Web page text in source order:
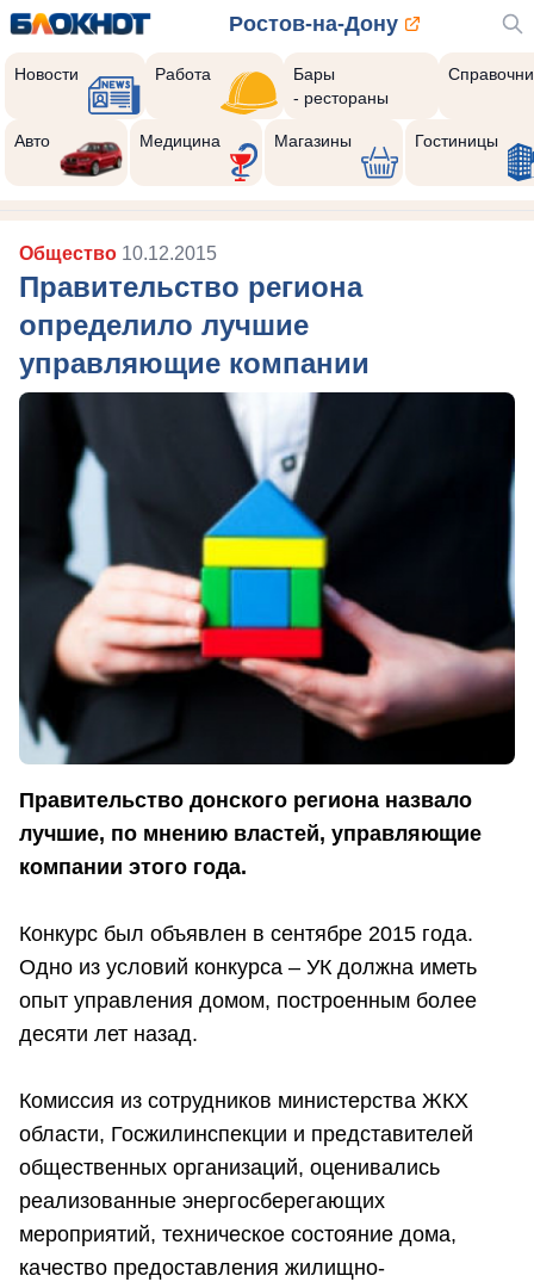
Ростов-на-Дону
Новости Работа
Бары
- рестораны
Авто Медицина Магазины Гостиницы
Общество 10.12.2015
Правительство региона
определило лучшие
управляющие компании
Правительство донского региона назвало
лучшие, по мнению властей, управляющие
компании этого года.
Конкурс был объявлен в сентябре 2015 года.
Одно из условий конкурса – УК должна иметь
опыт управления домом, построенным более
десяти лет назад.
Комиссия из сотрудников министерства ЖКХ
области, Госжилинспекции и представителей
общественных организаций, оценивались
реализованные энергосберегающих
мероприятий, техническое состояние дома,
качество предоставления жилищно-